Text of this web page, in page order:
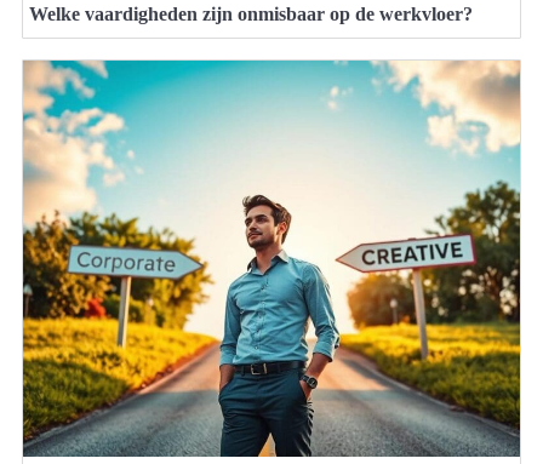
Welke vaardigheden zijn onmisbaar op de werkvloer?